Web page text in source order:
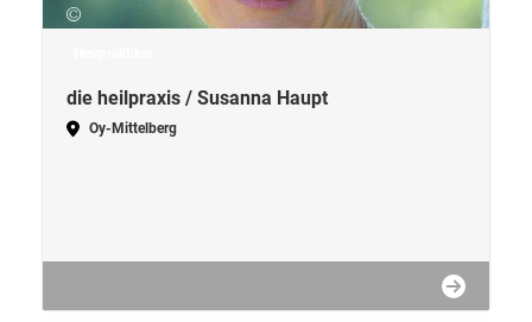
die heilpraxis / Susanna Haupt
Oy-Mittelberg